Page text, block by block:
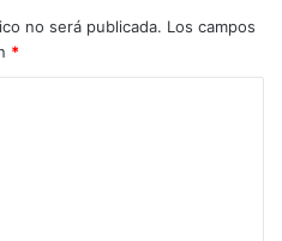
no será publicada. Los campos
*